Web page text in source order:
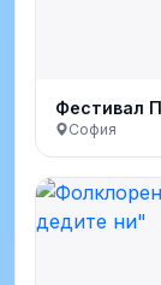
Фестивал
София